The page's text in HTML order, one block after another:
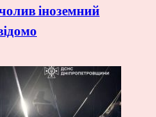
іноземний